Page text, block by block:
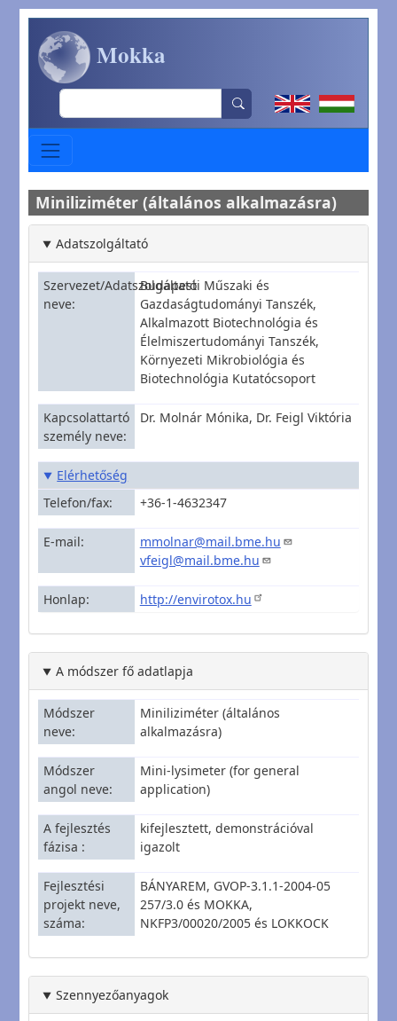
Ugrás a tartalomra
Mokka
Search
Miniliziméter (általános alkalmazásra)
Adatszolgáltató
Szervezet/Adatszolgáltató
neve
Budapesti Műszaki és
Gazdaságtudományi Tanszék,
Alkalmazott Biotechnológia és
Élelmiszertudományi Tanszék,
Környezeti Mikrobiológia és
Biotechnológia Kutatócsoport
Kapcsolattartó
személy neve
Dr. Molnár Mónika, Dr. Feigl Viktória
Elérhetőség
Telefon/fax
+36-1-4632347
E-mail
mmolnar@mail.bme.hu
vfeigl@mail.bme.hu
Honlap http://envirotox.hu
A módszer fő adatlapja
Módszer
neve
Miniliziméter (általános
alkalmazásra)
Módszer
angol neve
Mini-lysimeter (for general
application)
A fejlesztés
fázisa
kifejlesztett, demonstrációval
igazolt
Fejlesztési
projekt neve,
száma
BÁNYAREM, GVOP-3.1.1-2004-05
257/3.0 és MOKKA,
NKFP3/00020/2005 és LOKKOCK
Szennyezőanyagok